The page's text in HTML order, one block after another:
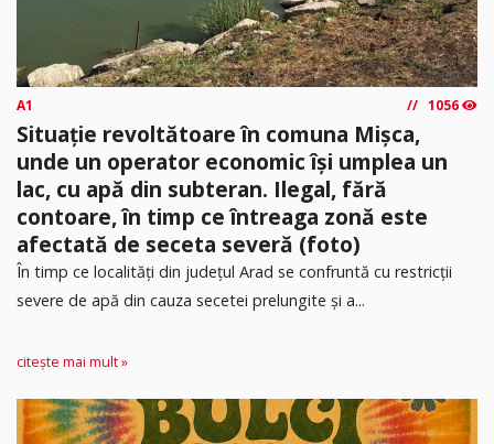
A1 1056
Situație revoltătoare în comuna Mișca,
unde un operator economic își umplea un
lac, cu apă din subteran. Ilegal, fără
contoare, în timp ce întreaga zonă este
afectată de seceta severă (foto)
În timp ce localități din județul Arad se confruntă cu restricții
severe de apă din cauza secetei prelungite și a...
citește mai mult »